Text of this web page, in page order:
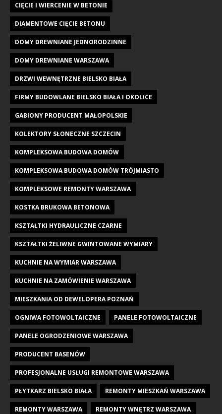
CIĘCIE I WIERCENIE W BETONIE
DIAMENTOWE CIĘCIE BETONU
DOMY DREWNIANE JEDNORODZINNE
DOMY DREWNIANE WARSZAWA
DRZWI WEWNĘTRZNE BIELSKO BIAŁA
FIRMY BUDOWLANE BIELSKO BIAŁA I OKOLICE
GABIONY PRODUCENT MAŁOPOLSKIE
KOLEKTORY SŁONECZNE SZCZECIN
KOMPLEKSOWA BUDOWA DOMÓW
KOMPLEKSOWA BUDOWA DOMÓW TRÓJMIASTO
KOMPLEKSOWE REMONTY WARSZAWA
KOSTKA BRUKOWA BETONOWA
KSZTAŁTKI HYDRAULICZNE CZARNE
KSZTAŁTKI ŻELIWNE GWINTOWANE WYMIARY
KUCHNIE NA WYMIAR WARSZAWA
KUCHNIE NA ZAMÓWIENIE WARSZAWA
MIESZKANIA OD DEWELOPERA POZNAŃ
OGNIWA FOTOWOLTAICZNE PANELE FOTOWOLTAICZNE
PANELE OGRODZENIOWE WARSZAWA
PRODUCENT BASENÓW
PROFESJONALNE USŁUGI REMONTOWE WARSZAWA
PŁYTKARZ BIELSKO BIAŁA REMONTY MIESZKAŃ WARSZAWA
REMONTY WARSZAWA REMONTY WNĘTRZ WARSZAWA